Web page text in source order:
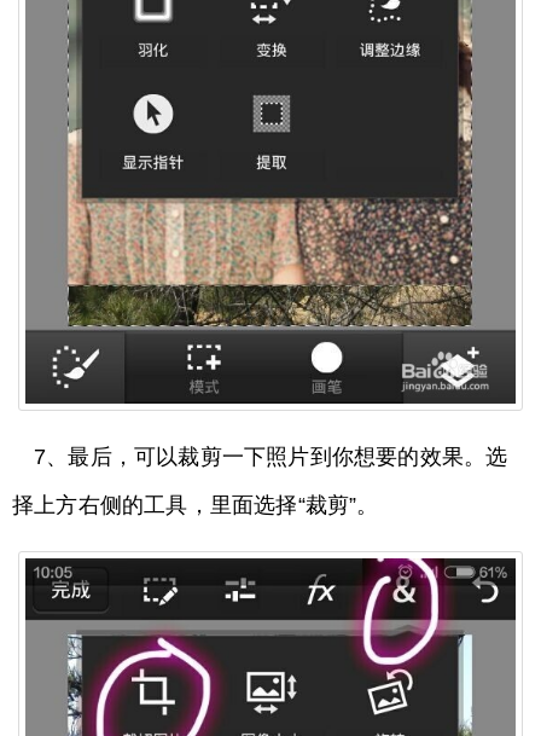
7、最后，可以裁剪一下照片到你想要的效果。选
择上方右侧的工具，里面选择“裁剪”。